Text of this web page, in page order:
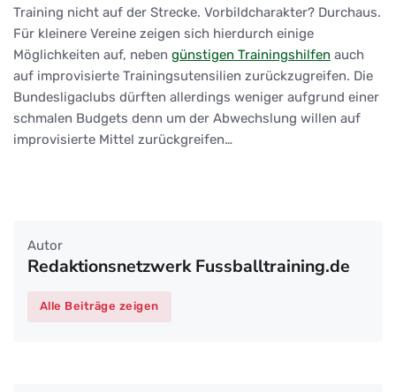
Training nicht auf der Strecke. Vorbildcharakter? Durchaus.
Für kleinere Vereine zeigen sich hierdurch einige
Möglichkeiten auf, neben günstigen Trainingshilfen auch
auf improvisierte Trainingsutensilien zurückzugreifen. Die
Bundesligaclubs dürften allerdings weniger aufgrund einer
schmalen Budgets denn um der Abwechslung willen auf
improvisierte Mittel zurückgreifen…
Autor
Redaktionsnetzwerk Fussballtraining.de
Alle Beiträge zeigen